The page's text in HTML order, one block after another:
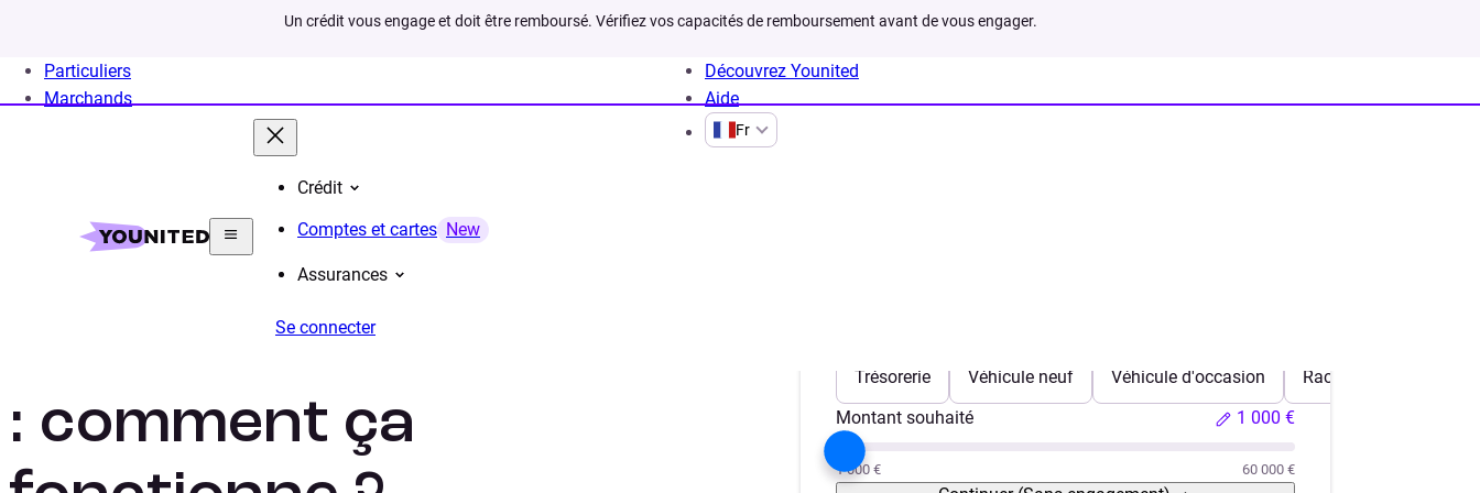
Un crédit vous engage et doit être remboursé. Vérifiez vos capacités de remboursement avant de vous engager.
Particuliers
Marchands
Découvrez Younited
Aide
Fr
Crédit
Comptes et cartes New
Assurances
Se connecter
Home Rachat de crédit Situation Rachat de crédit artisan
Rachat de crédit artisan
: comment ça
Trésorerie Véhicule neuf Véhicule d'occasion Rachat de crédits
Montant souhaité
1 000 €
1 000 € 60 000 €